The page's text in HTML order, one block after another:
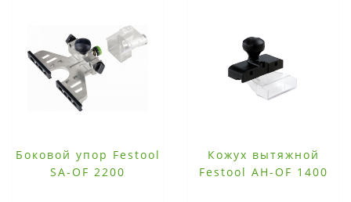
Боковой упор Festool
SA-OF 2200
Кожух вытяжной
Festool AH-OF 1400